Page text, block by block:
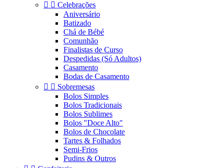
  Celebrações
Aniversário
Batizado
Chá de Bébé
Comunhão
Finalistas de Curso
Despedidas (Só Adultos)
Casamento
Bodas de Casamento
  Sobremesas
Bolos Simples
Bolos Tradicionais
Bolos Sublimes
Bolos "Doce Alto"
Bolos de Chocolate
Tartes & Folhados
Semi-Frios
Pudins & Outros